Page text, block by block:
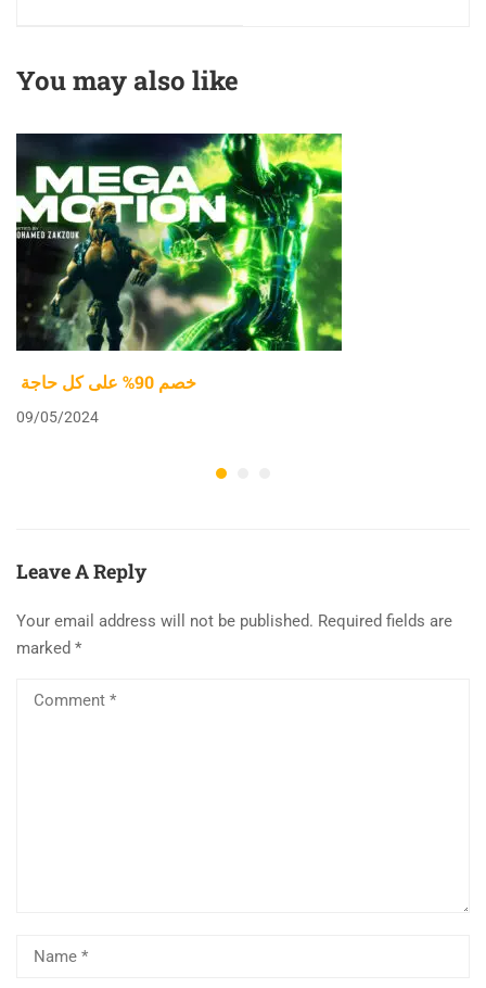
You may also like
خصم 90% على كل حاجة
09/05/2024
Leave A Reply
Your email address will not be published. Required fields are
marked *